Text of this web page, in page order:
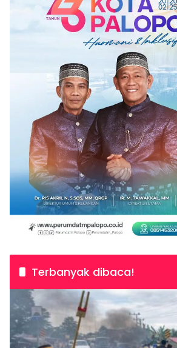
Terbanyak dibaca!